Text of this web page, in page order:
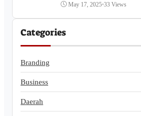
May 17, 2025•33 Views
Categories
Branding
Business
Daerah